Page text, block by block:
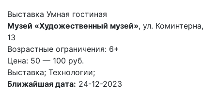
Выставка Умная гостиная
Музей «Художественный музей», ул. Коминтерна,
13
Возрастные ограничения: 6+
Цена: 50 — 100 руб.
Выставка; Технологии;
Ближайшая дата: 24-12-2023